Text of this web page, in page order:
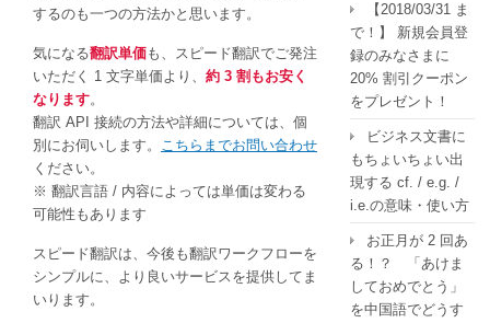
するのも一つの方法かと思います。
気になる翻訳単価も、スピード翻訳でご発注
いただく 1 文字単価より、 約 3 割もお安く
なります。
翻訳 API 接続の方法や詳細については、個
別にお伺いします。
こちらまでお問い合わせ
ください。
※ 翻訳言語 / 内容によっては単価は変わる
可能性もあります
スピード翻訳は、今後も翻訳ワークフローを
シンプルに、より良いサービスを提供してま
いります。
【2018/03/31 ま
で！】 新規会員登
録のみなさまに
20% 割引クーポン
をプレゼント！
ビジネス文書に
もちょいちょい出
現する cf. / e.g. /
i.e.の意味・使い方
お正月が 2 回あ
る！？ 「あけま
しておめでとう」
を中国語でどうす